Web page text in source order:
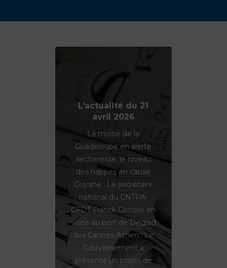
L’actualité du 21
avril 2026
La moitié de la
Guadeloupe en alerte
sécheresse, le niveau
des nappes en cause
Guyane : Le secrétaire
national du CNTPA-
CFDT Franck Gonsse en
visite au port de Dégrad
des Cannes Aérien : Le
Gouvernement a
présenté un projet de